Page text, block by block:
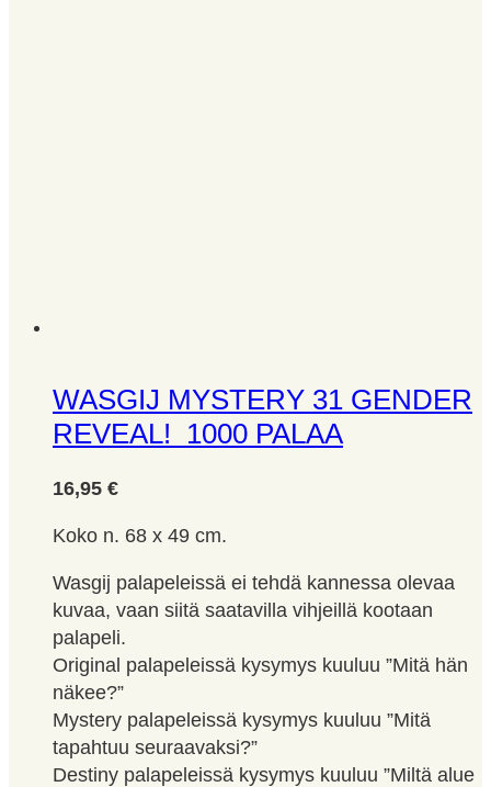
WASGIJ MYSTERY 31 GENDER
REVEAL! 1000 PALAA
16,95 €
Koko n. 68 x 49 cm.
Wasgij palapeleissä ei tehdä kannessa olevaa
kuvaa, vaan siitä saatavilla vihjeillä kootaan
palapeli.
Original palapeleissä kysymys kuuluu ”Mitä hän
näkee?”
Mystery palapeleissä kysymys kuuluu ”Mitä
tapahtuu seuraavaksi?”
Destiny palapeleissä kysymys kuuluu ”Miltä alue